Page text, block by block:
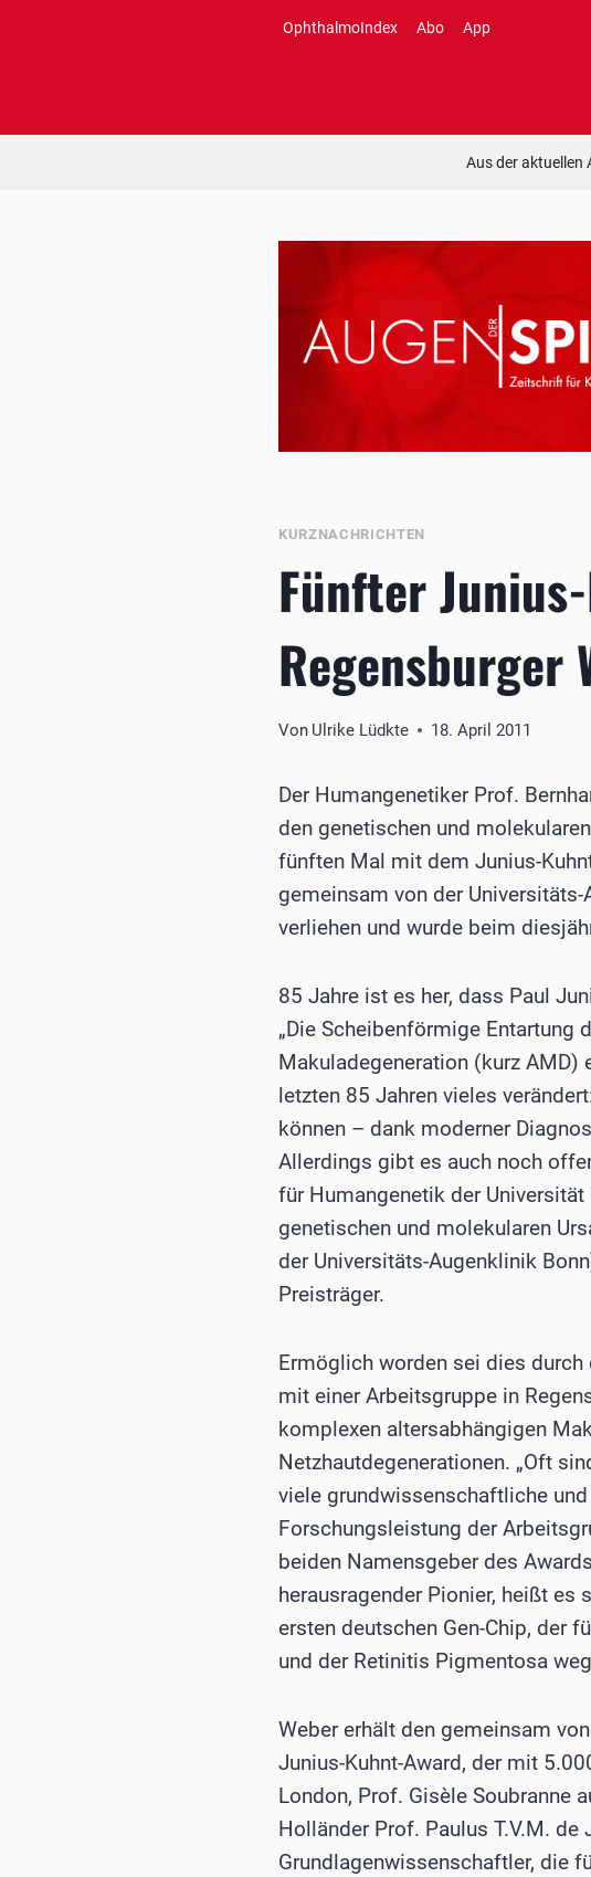
OphthalmoIndex Abo App
Aus der aktuellen
KURZNACHRICHTEN
Fünfter
Regensburger
Von Ulrike Lüdkte 18. April 2011
Der Humangenetiker Prof.
den genetischen und
fünften Mal mit dem Junius-
gemeinsam von der
verliehen und wurde beim
85 Jahre ist es her, dass Paul
„Die Scheibenförmige Entartung
Makuladegeneration (kurz
letzten 85 Jahren vieles
können – dank moderner
Allerdings gibt es auch noch
für Humangenetik der
genetischen und molekularen
der Universitäts-Augenklinik
Preisträger.
Ermöglich worden sei dies
mit einer Arbeitsgruppe in
komplexen altersabhängigen
Netzhautdegenerationen. „Oft
viele grundwissenschaftliche
Forschungsleistung der
beiden Namensgeber des
herausragender Pionier, heißt es
ersten deutschen Gen-Chip, der
und der Retinitis Pigmentosa
Weber erhält den gemeinsam
Junius-Kuhnt-Award, der mit
London, Prof. Gisèle Soubranne
Holländer Prof. Paulus T.V.M.
Grundlagenwissenschaftler, die